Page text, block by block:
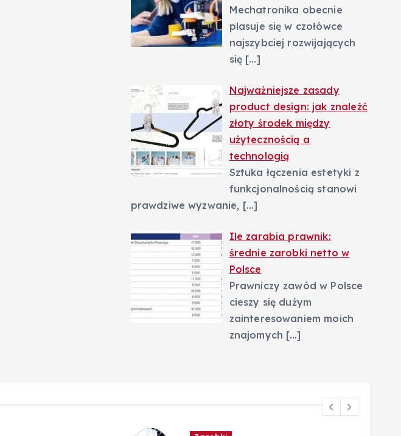
Mechatronika obecnie
plasuje się w czołówce
najszybciej rozwijających
się […]
Najważniejsze zasady
product design: jak znaleźć
złoty środek między
użytecznością a
technologią
Sztuka łączenia estetyki z
funkcjonalnością stanowi
prawdziwe wyzwanie, […]
Ile zarabia prawnik:
średnie zarobki netto w
Polsce
Prawniczy zawód w Polsce
cieszy się dużym
zainteresowaniem moich
znajomych […]